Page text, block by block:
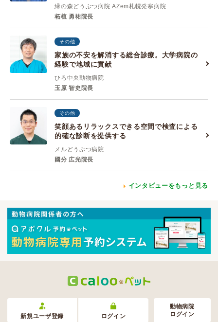
緑の森どうぶつ病院 AZem札幌発寒病院
柘植 勇祐院長
その他
家族の不安を解消する総合診療。大学病院の
経験で地域に貢献
ひろ中央動物病院
玉原 智史院長
その他
笑顔あるリラックスできる空間で検査による
的確な診断を提供する
メルどうぶつ病院
國分 広光院長
インタビューをもっと見る
新規ユーザ登録 ログイン
動物病院
ログイン